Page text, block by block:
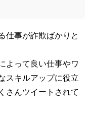
仕事が詐欺ばかりと
よって良い仕事やワ
スキルアップに役立
さんツイートされて